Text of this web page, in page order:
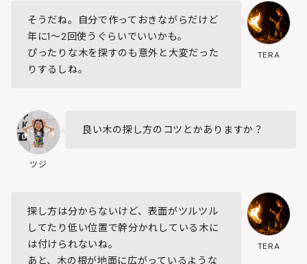
TERA
そうだね。自分で作っておきながらだけど
年に1～2回使うぐらいでいいかも。
ぴったりな木を探すのも意外と大変だった
りするしね。
ツジ
良い木の探し方のコツとかありますか？
TERA
探し方は分からないけど、表面がツルツル
してたり低い位置で幹分かれしている木に
は付けられないね。
あと、木の根が地面に広がっているような